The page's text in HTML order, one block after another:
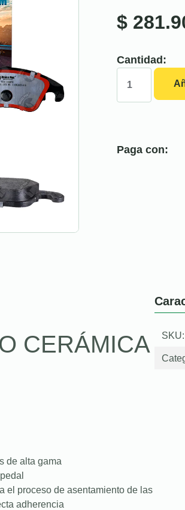
$
Cantidad:
Paga con:
CERÁMICA
de alta gama
el proceso de asentamiento de las
adherencia